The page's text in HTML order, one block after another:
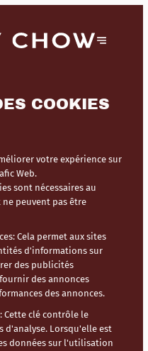
COOKIES
votre expérience sur
Web.
sont nécessaires au
peuvent pas être
: Cela permet aux sites
d'informations sur
des publicités
des annonces
des annonces.
: Cette clé contrôle le
d'analyse. Lorsqu'elle est
données sur l'utilisation